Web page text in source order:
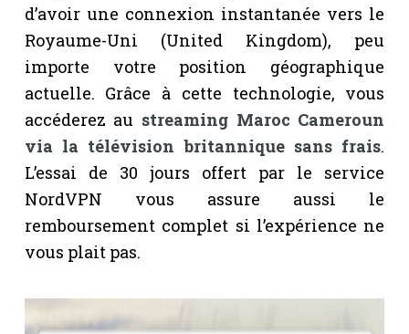
d’avoir une connexion instantanée vers le
Royaume-Uni (United Kingdom), peu
importe votre position géographique
actuelle. Grâce à cette technologie, vous
accéderez au streaming Maroc Cameroun
via la télévision britannique sans frais.
L’essai de 30 jours offert par le service
NordVPN vous assure aussi le
remboursement complet si l’expérience ne
vous plait pas.